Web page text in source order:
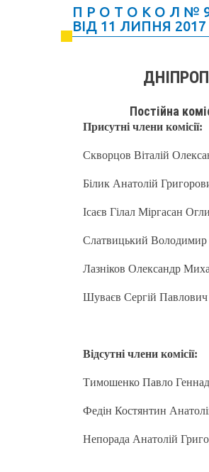
П Р О Т О К О Л №
ВІД 11 ЛИПНЯ
Постійна
Присутні члени комісії:
Скворцов Віталій
Білик Анатолій
Ісаєв Гілал Міргасан
Слатвицький Володимир
Лазніков Олександр
Шуваєв Сергій Павлович
Відсутні члени комісії:
Тимошенко Павло
Федін Костянтин
Непорада Анатолій